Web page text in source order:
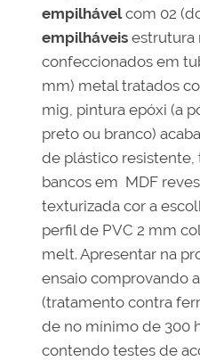
empilhávelcom 02
empilháveis estrutura
confeccionados em
mm) metal tratados
mig, pintura epóxi (a
preto ou branco)
de plástico resistente,
bancos em MDF
texturizada cor a
perfil de PVC 2 mm
melt. Apresentar na
ensaio comprovando
(tratamento contra
de no mínimo de 300
contendo testes de